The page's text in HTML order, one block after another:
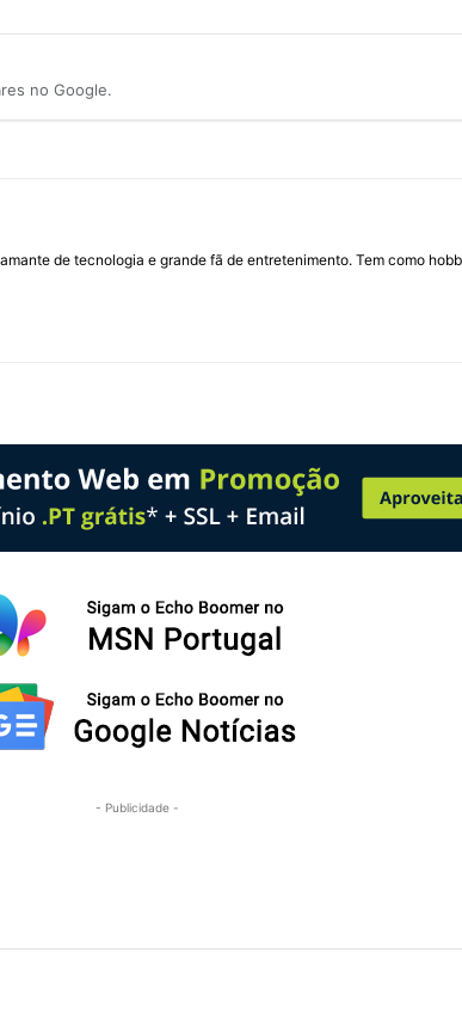
no Google.
de tecnologia e grande fã de entretenimento. Tem como
- Publicidade -